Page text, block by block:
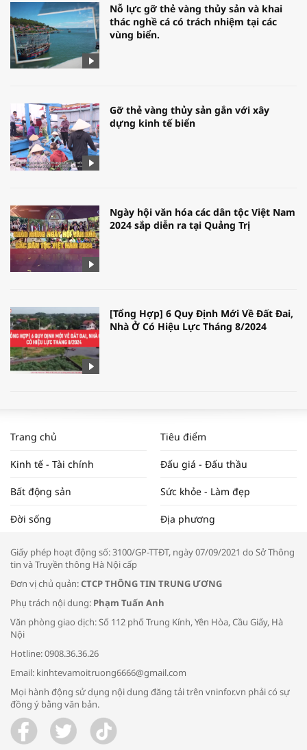
Nỗ lực gỡ thẻ vàng thủy sản và khai
thác nghề cá có trách nhiệm tại các
vùng biển.
Gỡ thẻ vàng thủy sản gắn với xây
dựng kinh tế biển
Ngày hội văn hóa các dân tộc Việt Nam
2024 sắp diễn ra tại Quảng Trị
[Tổng Hợp] 6 Quy Định Mới Về Đất Đai,
Nhà Ở Có Hiệu Lực Tháng 8/2024
NAM NĂM 2024 VÀ NĂM 2025 | NHỊP
ĐẬP THỊ TRƯỜNG #62
Tọa đàm “Xúc tiến thương mại: Khơi
Bác sĩ tư vấn cách phòng tránh bệnh
đường hô hấp trong thời tiết giao mùa
Trao yêu thương cho em
Trang chủ Tiêu điểm
Kinh tế - Tài chính Đấu giá - Đấu thầu
Bất động sản Sức khỏe - Làm đẹp
Đời sống Địa phương
Giấy phép hoạt động số: 3100/GP-TTĐT, ngày 07/09/2021 do Sở Thông
tin và Truyền thông Hà Nội cấp
Đơn vị chủ quản:CTCP THÔNG TIN TRUNG ƯƠNG
Phụ trách nội dung: Phạm Tuấn Anh
Văn phòng giao dịch: Số 112 phố Trung Kính, Yên Hòa, Cầu Giấy, Hà
Nội
Hotline: 0908.36.36.26
Email: kinhtevamoitruong6666@gmail.com
Mọi hành động sử dụng nội dung đăng tải trên vninfor.vn phải có sự
đồng ý bằng văn bản.